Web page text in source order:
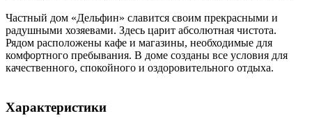
Частный дом «Дельфин» славится своим прекрасными и
радушными хозяевами. Здесь царит абсолютная чистота.
Рядом расположены кафе и магазины, необходимые для
комфортного пребывания. В доме созданы все условия для
качественного, спокойного и оздоровительного отдыха.
Характеристики